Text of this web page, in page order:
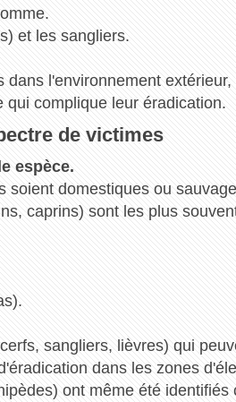
et les sangliers.
l'environnement
qui complique leur éradication.
de victimes
espèce.
soient domestiques ou
caprins) sont les plus
sangliers, lièvres) qui
dans les zones
ont même été identifiés